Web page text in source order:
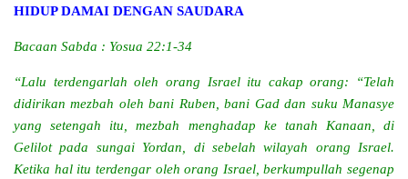
HIDUP DAMAI DENGAN SAUDARA
Bacaan Sabda : Yosua 22:1-34
“Lalu terdengarlah oleh orang Israel itu cakap orang: “Telah
didirikan mezbah oleh bani Ruben, bani Gad dan suku Manasye
yang setengah itu, mezbah menghadap ke tanah Kanaan, di
Gelilot pada sungai Yordan, di sebelah wilayah orang Israel.
Ketika hal itu terdengar oleh orang Israel, berkumpullah segenap